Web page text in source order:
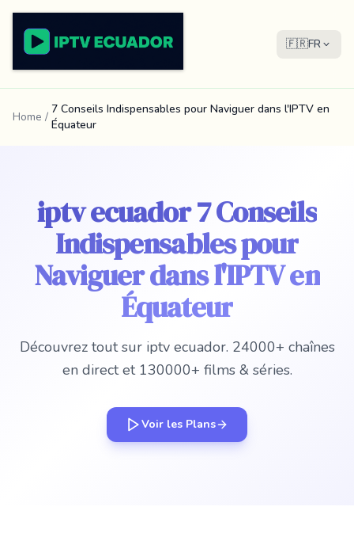
🇫🇷FR
Home /
7 Conseils Indispensables pour Naviguer dans l'IPTV en
Équateur
iptv ecuador 7 Conseils
Indispensables pour
Naviguer dans l'IPTV en
Équateur
Découvrez tout sur iptv ecuador. 24000+ chaînes
en direct et 130000+ films & séries.
Voir les Plans